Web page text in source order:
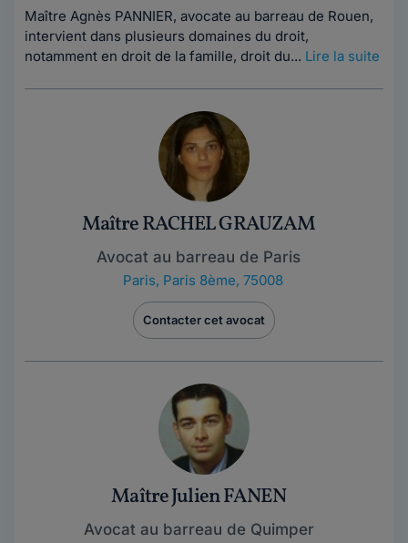
Maître Agnès PANNIER, avocate au barreau de Rouen,
intervient dans plusieurs domaines du droit,
notamment en droit de la famille, droit du... Lire la suite
Maître RACHEL GRAUZAM
Avocat au barreau de Paris
Paris, Paris 8ème, 75008
Contacter cet avocat
Maître Julien FANEN
Avocat au barreau de Quimper